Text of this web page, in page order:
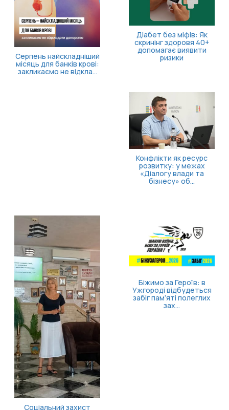
11 серпня відбудеться
засідання Ради з питань
внутрішньо
переміщених осіб
Більше часу на запуск
власної справи!
родин: які посл...
Як опанувати себе та
повернути відчуття
контролю